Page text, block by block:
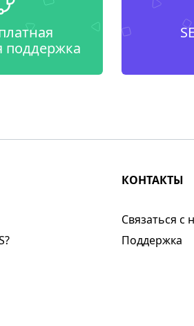
поддержка
КОНТАКТЫ
Связаться с
Поддержка